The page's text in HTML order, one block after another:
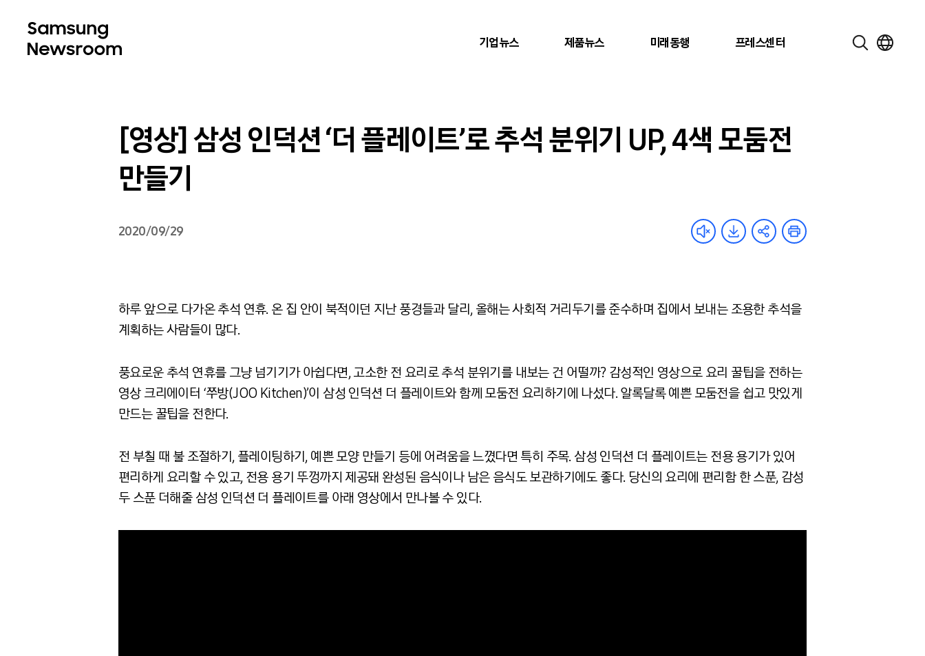
기업뉴스 제품뉴스 미래동행 프레스센터
[영상] 삼성 인덕션 ‘더 플레이트’로 추석 분위기 UP, 4색 모둠전
만들기
2020/09/29
하루 앞으로 다가온 추석 연휴. 온 집 안이 북적이던 지난 풍경들과 달리, 올해는 사회적 거리두기를 준수하며 집에서 보내는 조용한 추석을
계획하는 사람들이 많다.
풍요로운 추석 연휴를 그냥 넘기기가 아쉽다면, 고소한 전 요리로 추석 분위기를 내보는 건 어떨까? 감성적인 영상으로 요리 꿀팁을 전하는
영상 크리에이터 ‘쭈방(JOO Kitchen)’이 삼성 인덕션 더 플레이트와 함께 모둠전 요리하기에 나섰다. 알록달록 예쁜 모둠전을 쉽고 맛있게
만드는 꿀팁을 전한다.
전 부칠 때 불 조절하기, 플레이팅하기, 예쁜 모양 만들기 등에 어려움을 느꼈다면 특히 주목. 삼성 인덕션 더 플레이트는 전용 용기가 있어
편리하게 요리할 수 있고, 전용 용기 뚜껑까지 제공돼 완성된 음식이나 남은 음식도 보관하기에도 좋다. 당신의 요리에 편리함 한 스푼, 감성
두 스푼 더해줄 삼성 인덕션 더 플레이트를 아래 영상에서 만나볼 수 있다.